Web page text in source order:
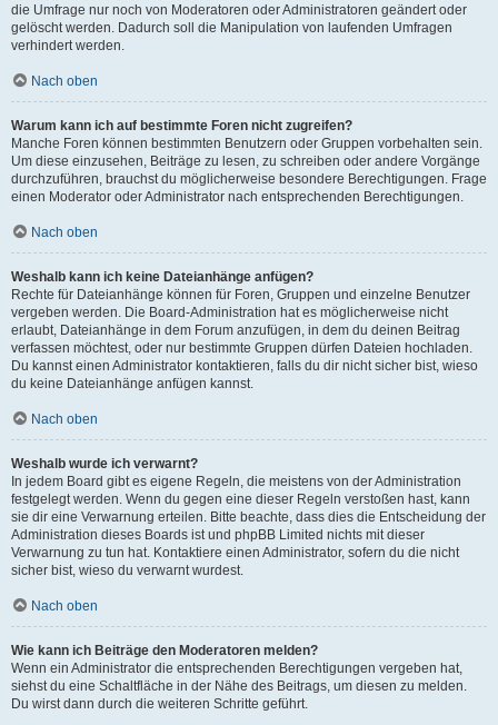
die Umfrage nur noch von Moderatoren oder Administratoren geändert oder
gelöscht werden. Dadurch soll die Manipulation von laufenden Umfragen
verhindert werden.
Nach oben
Warum kann ich auf bestimmte Foren nicht zugreifen?
Manche Foren können bestimmten Benutzern oder Gruppen vorbehalten sein.
Um diese einzusehen, Beiträge zu lesen, zu schreiben oder andere Vorgänge
durchzuführen, brauchst du möglicherweise besondere Berechtigungen. Frage
einen Moderator oder Administrator nach entsprechenden Berechtigungen.
Nach oben
Weshalb kann ich keine Dateianhänge anfügen?
Rechte für Dateianhänge können für Foren, Gruppen und einzelne Benutzer
vergeben werden. Die Board-Administration hat es möglicherweise nicht
erlaubt, Dateianhänge in dem Forum anzufügen, in dem du deinen Beitrag
verfassen möchtest, oder nur bestimmte Gruppen dürfen Dateien hochladen.
Du kannst einen Administrator kontaktieren, falls du dir nicht sicher bist, wieso
du keine Dateianhänge anfügen kannst.
Nach oben
Weshalb wurde ich verwarnt?
In jedem Board gibt es eigene Regeln, die meistens von der Administration
festgelegt werden. Wenn du gegen eine dieser Regeln verstoßen hast, kann
sie dir eine Verwarnung erteilen. Bitte beachte, dass dies die Entscheidung der
Administration dieses Boards ist und phpBB Limited nichts mit dieser
Verwarnung zu tun hat. Kontaktiere einen Administrator, sofern du die nicht
sicher bist, wieso du verwarnt wurdest.
Nach oben
Wie kann ich Beiträge den Moderatoren melden?
Wenn ein Administrator die entsprechenden Berechtigungen vergeben hat,
siehst du eine Schaltfläche in der Nähe des Beitrags, um diesen zu melden.
Du wirst dann durch die weiteren Schritte geführt.